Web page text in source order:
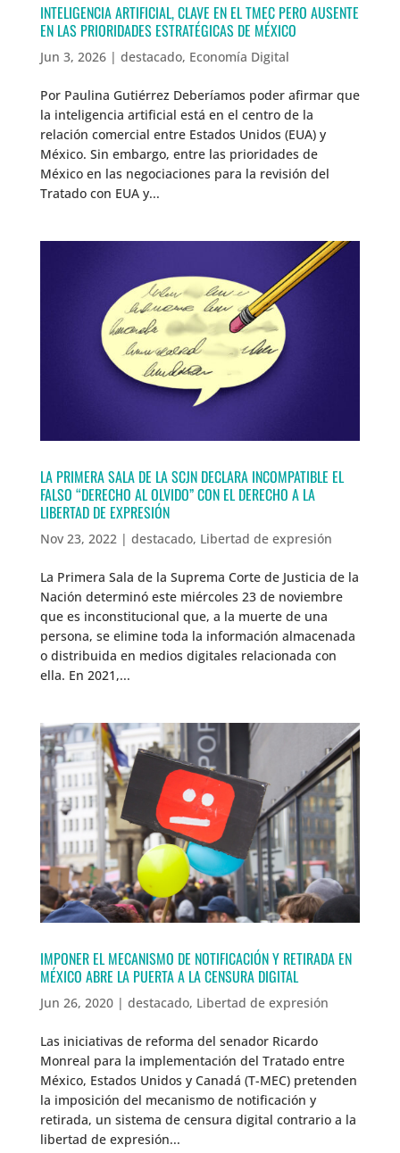
INTELIGENCIA ARTIFICIAL, CLAVE EN EL TMEC PERO AUSENTE
EN LAS PRIORIDADES ESTRATÉGICAS DE MÉXICO
Jun 3, 2026| destacado, Economía Digital
Por Paulina Gutiérrez Deberíamos poder afirmar que
la inteligencia artificial está en el centro de la
relación comercial entre Estados Unidos (EUA) y
México. Sin embargo, entre las prioridades de
México en las negociaciones para la revisión del
Tratado con EUA y...
LA PRIMERA SALA DE LA SCJN DECLARA INCOMPATIBLE EL
FALSO “DERECHO AL OLVIDO” CON EL DERECHO A LA
LIBERTAD DE EXPRESIÓN
Nov 23, 2022| destacado, Libertad de expresión
La Primera Sala de la Suprema Corte de Justicia de la
Nación determinó este miércoles 23 de noviembre
que es inconstitucional que, a la muerte de una
persona, se elimine toda la información almacenada
o distribuida en medios digitales relacionada con
ella. En 2021,...
IMPONER EL MECANISMO DE NOTIFICACIÓN Y RETIRADA EN
MÉXICO ABRE LA PUERTA A LA CENSURA DIGITAL
Jun 26, 2020| destacado, Libertad de expresión
Las iniciativas de reforma del senador Ricardo
Monreal para la implementación del Tratado entre
México, Estados Unidos y Canadá (T-MEC) pretenden
la imposición del mecanismo de notificación y
retirada, un sistema de censura digital contrario a la
libertad de expresión...